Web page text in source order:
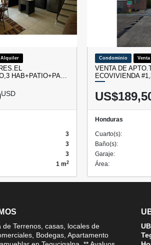
Alquiler
HAB+PATIO+PA…
USD
3
3
3
1 m2
Condominio Venta
VENTA DE
ECOVIVIENDA
Honduras
Cuarto(s):
Baño(s):
Garaje:
Área:
de Terrenos, casas, locales de
Bodegas, Apartamento